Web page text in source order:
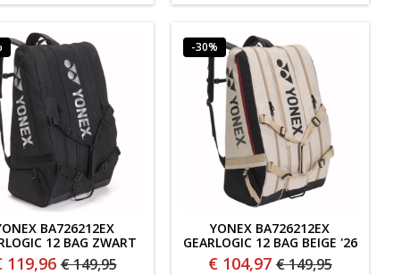
BA726212EX
12 BAG ZWART
'26
119,96 € 149,95
-30%
YONEX BA726212EX
GEARLOGIC 12 BAG BEIGE '26
€ 104,97 € 149,95